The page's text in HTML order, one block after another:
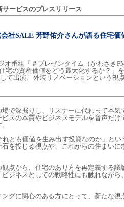
ービスのプレスリリース
社SALE 芳野佑介さんが語る住宅価
番組『＃プレゼンタイム（かわさき
宅の資産価値をどう最大化するか？」
て出演。外装リノベーションという視点
で深掘りし、リスナーに代わって本気
スの本質やビジネスモデルを音声だけ
とも価値を生み出す投資なのか」とい
を投じる視点や、これからの住まいに
点から、住宅のあり方を再定義する議
ジネスとしての戦略性にも触れながら
グに関心のある方にとって、新たな視